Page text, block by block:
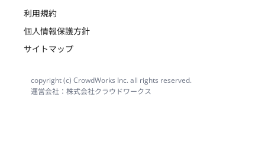
利用規約
個人情報保護方針
サイトマップ
copyright (c) CrowdWorks Inc. all rights reserved.
運営会社：株式会社クラウドワークス